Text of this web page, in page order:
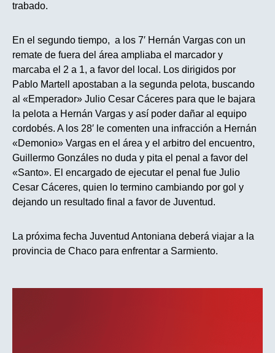
trabado.
En el segundo tiempo, a los 7′ Hernán Vargas con un
remate de fuera del área ampliaba el marcador y
marcaba el 2 a 1, a favor del local. Los dirigidos por
Pablo Martell apostaban a la segunda pelota, buscando
al «Emperador» Julio Cesar Cáceres para que le bajara
la pelota a Hernán Vargas y así poder dañar al equipo
cordobés. A los 28′ le comenten una infracción a Hernán
«Demonio» Vargas en el área y el arbitro del encuentro,
Guillermo Gonzáles no duda y pita el penal a favor del
«Santo». El encargado de ejecutar el penal fue Julio
Cesar Cáceres, quien lo termino cambiando por gol y
dejando un resultado final a favor de Juventud.
La próxima fecha Juventud Antoniana deberá viajar a la
provincia de Chaco para enfrentar a Sarmiento.